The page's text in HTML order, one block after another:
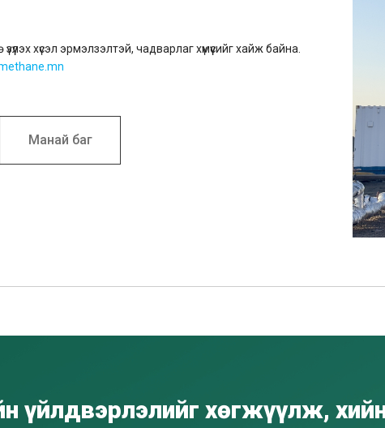
хүсэл эрмэлзэлтэй, чадварлаг хүмүүсийг хайж байна.
Манай баг
үйлдвэрлэлийг хөгжүүлж,